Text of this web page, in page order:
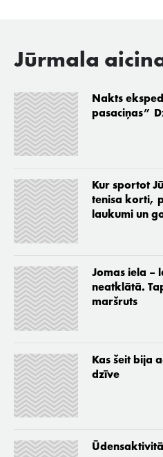
Jūrmala
Nakts
pasaciņas”
Kur sportot
tenisa korti,
laukumi un
Jomas iela –
neatklātā.
maršruts
Kas šeit bija
dzīve